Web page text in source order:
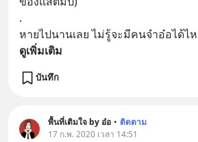
.
หายไปนานเลย ไม่รู้จะมีคนจำอ๋อได้ไ
ดูเพิ่มเติม
บันทึก
พื้นที่เติมใจ by อ๋อ • ติดตาม
17 ก.พ. 2020 เวลา 14:51